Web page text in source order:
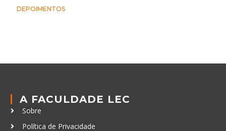
DEPOIMENTOS
A FACULDADE LEC
Sobre
Política de Privacidade